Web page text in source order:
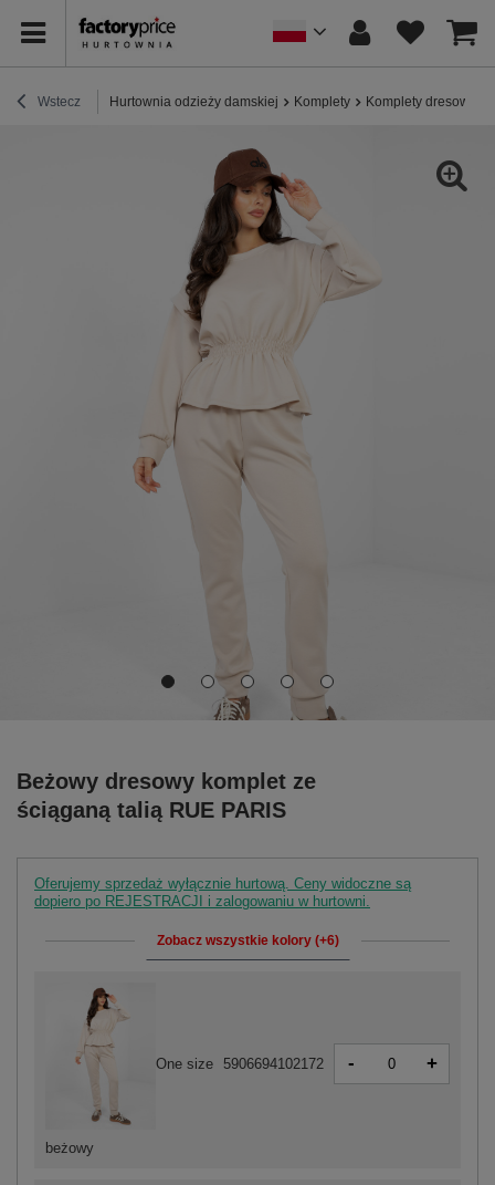
Wstecz Hurtownia odzieży damskiej Komplety Komplety dresowe
Beżowy dresowy komplet ze
ściąganą talią RUE PARIS
Oferujemy sprzedaż wyłącznie hurtową. Ceny widoczne są
dopiero po REJESTRACJI i zalogowaniu w hurtowni.
Zobacz wszystkie kolory (+6)
beżowy
One size 5906694102172 - +